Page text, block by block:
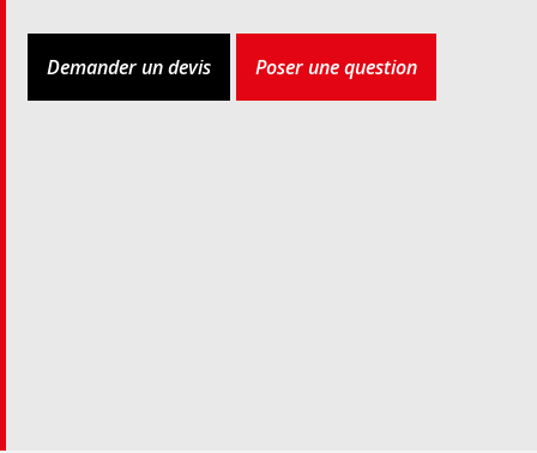
Demander un devis Poser une question